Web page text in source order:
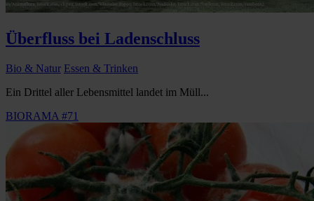
Überfluss bei Ladenschluss
Bio & Natur Essen & Trinken
Ein Drittel aller Lebensmittel landet im Müll...
BIORAMA #71